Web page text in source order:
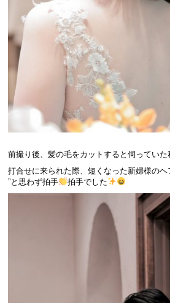
前撮り後、髪の毛をカットすると伺っていた
打合せに来られた際、短くなった新婦様のヘ
”と思わず拍手
拍手でした